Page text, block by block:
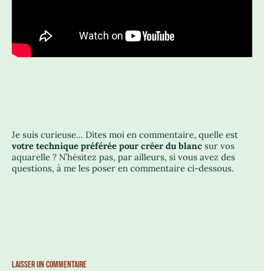
Je suis curieuse… Dites moi en commentaire, quelle est
votre technique préférée pour créer du blanc sur vos
aquarelle ? N’hésitez pas, par ailleurs, si vous avez des
questions, à me les poser en commentaire ci-dessous.
LAISSER UN COMMENTAIRE